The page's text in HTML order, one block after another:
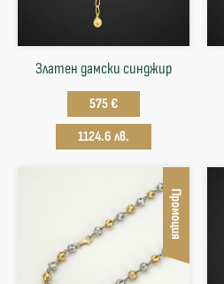
Златен дамски синджир
575 €
1124.6 лв.
Промоция